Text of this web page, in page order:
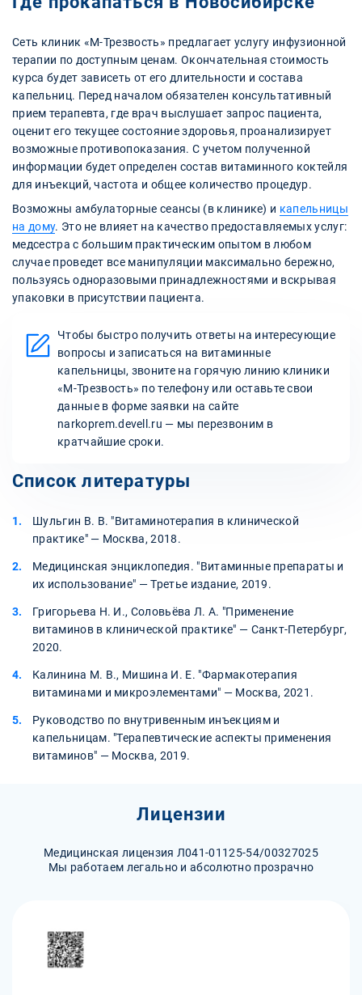
Сеть клиник «М-Трезвость» предлагает услугу инфузионной
терапии по доступным ценам. Окончательная стоимость
курса будет зависеть от его длительности и состава
капельниц. Перед началом обязателен консультативный
прием терапевта, где врач выслушает запрос пациента,
оценит его текущее состояние здоровья, проанализирует
возможные противопоказания. С учетом полученной
информации будет определен состав витаминного коктейля
для инъекций, частота и общее количество процедур.
Возможны амбулаторные сеансы (в клинике) и капельницы
на дому. Это не влияет на качество предоставляемых услуг:
медсестра с большим практическим опытом в любом
случае проведет все манипуляции максимально бережно,
пользуясь одноразовыми принадлежностями и вскрывая
упаковки в присутствии пациента.
Чтобы быстро получить ответы на интересующие
вопросы и записаться на витаминные
капельницы, звоните на горячую линию клиники
«М-Трезвость» по телефону или оставьте свои
данные в форме заявки на сайте
narkoprem.devell.ru — мы перезвоним в
кратчайшие сроки.
Список литературы
Шульгин В. В. "Витаминотерапия в клинической
практике" — Москва, 2018.
Медицинская энциклопедия. "Витаминные препараты и
их использование" — Третье издание, 2019.
Григорьева Н. И., Соловьёва Л. А. "Применение
витаминов в клинической практике" — Санкт-Петербург,
2020.
Калинина М. В., Мишина И. Е. "Фармакотерапия
витаминами и микроэлементами" — Москва, 2021.
Руководство по внутривенным инъекциям и
капельницам. "Терапевтические аспекты применения
витаминов" — Москва, 2019.
Лицензии
Медицинская лицензия Л041-01125-54/00327025
Мы работаем легально и абсолютно прозрачно